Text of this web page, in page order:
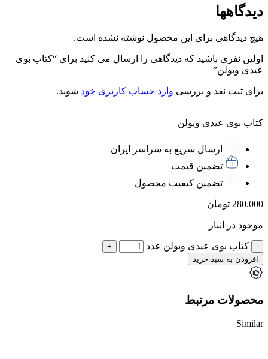
دیدگاهها
هیچ دیدگاهی برای این محصول نوشته نشده است.
اولین نفری باشید که دیدگاهی را ارسال می کنید برای “کتاب بوی
عیدی ویولن”
برای ثبت نقد و بررسی وارد حساب کاربری خود شوید.
کتاب بوی عیدی ویولن
ارسال سریع به سراسر ایران
تضمین قیمت
تضمین کیفیت محصول
280.000 تومان
موجود در انبار
کتاب بوی عیدی ویولن عدد
افزودن به سبد خرید
محصولات مرتبط
Similar